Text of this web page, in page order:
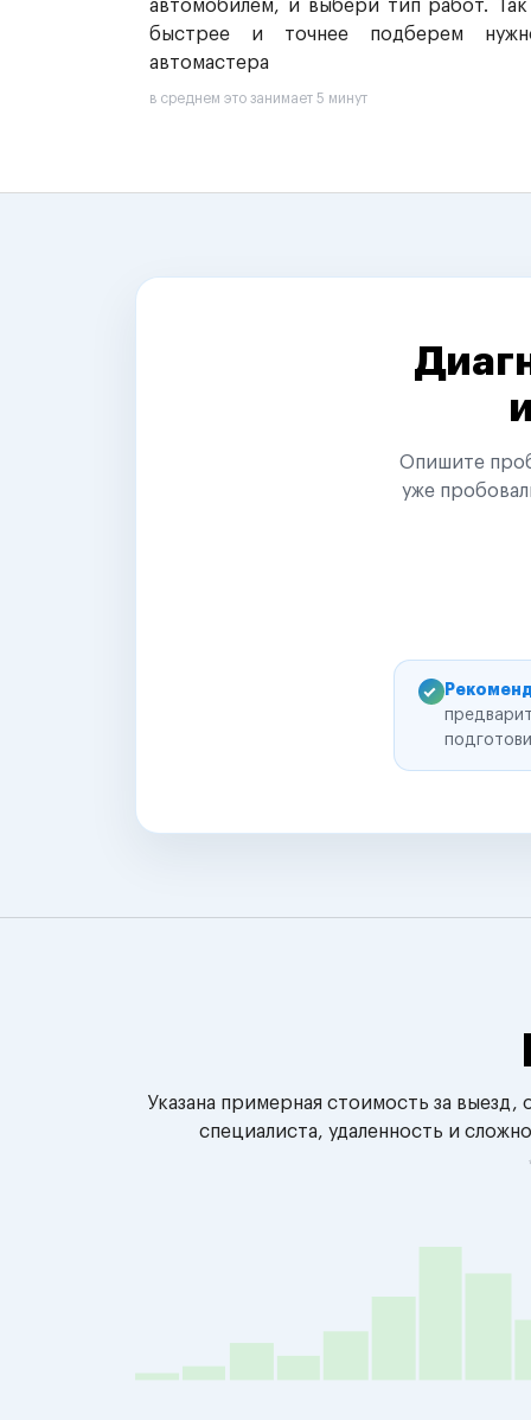
автомобилем, и выбери тип работ.
быстрее и точнее подберем
автомастера
в среднем это занимает 5 минут
Опишите
уже
Указана примерная стоимость за
специалиста, удаленность и